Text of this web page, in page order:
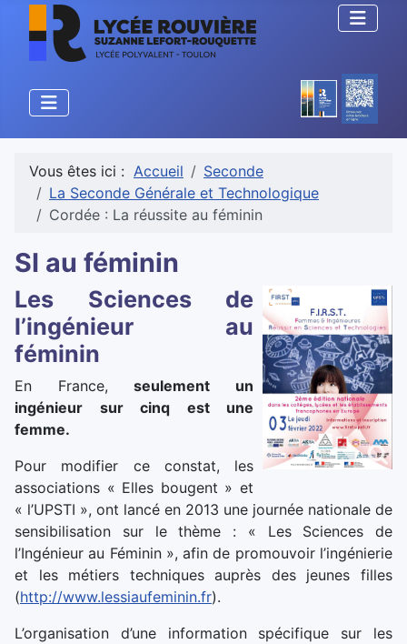
Vous êtes ici : Accueil
Seconde
La Seconde Générale et Technologique
Cordée : La réussite au féminin
SI au féminin
Les Sciences de
l’ingénieur au
féminin
En France,seulement un
ingénieur sur cinq est une
femme.
Pour modifier ce constat, les
associations « Elles bougent » et
« l’UPSTI », ont lancé en 2013 une journée nationale de
sensibilisation sur le thème : « Les Sciences de
l’Ingénieur au Féminin », afin de promouvoir l’ingénierie
et les métiers techniques auprès des jeunes filles
(http://www.lessiaufeminin.fr).
L’organisation d’une information spécifique sur les